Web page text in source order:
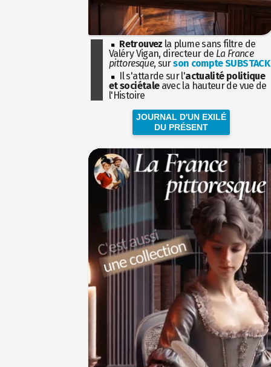
Retrouvez la plume sans filtre de
Valéry Vigan, directeur de La France
pittoresque, surson compte SUBSTACK
Il s'attarde sur l'actualité politique
et sociétaleavec la hauteur de vue de
l'Histoire
JOURNAL D'UN EXILÉ
DU PRÉSENT